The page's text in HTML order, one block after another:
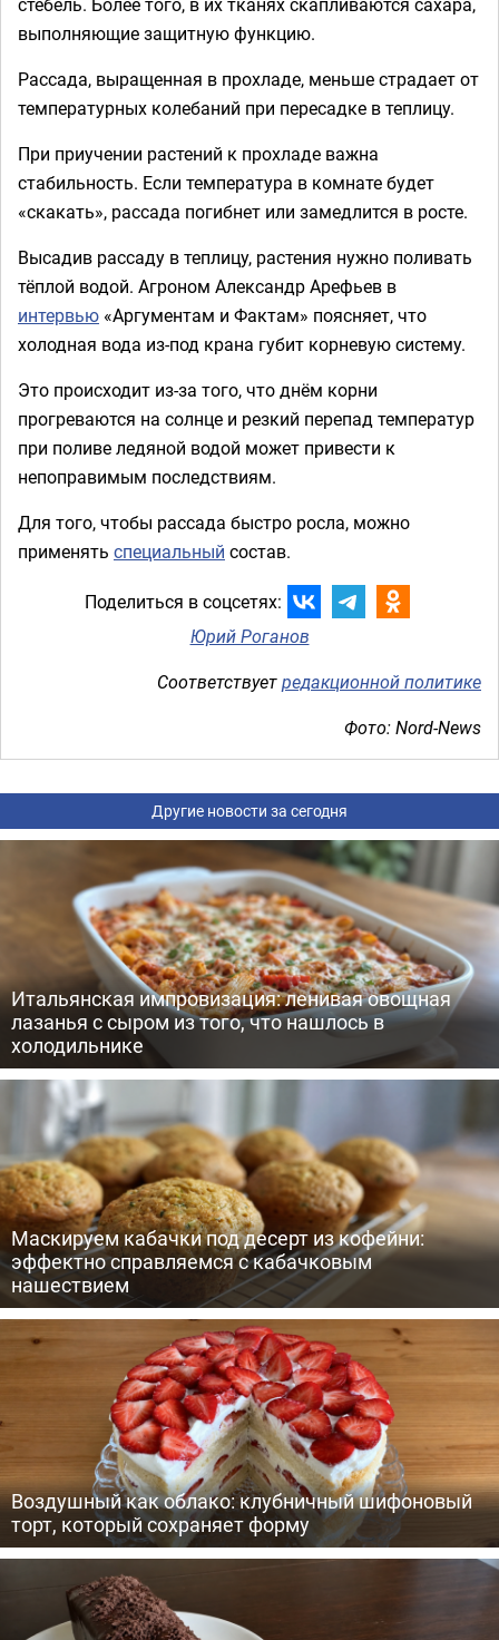
выполняющие защитную функцию.
Рассада, выращенная в прохладе, меньше страдает от
температурных колебаний при пересадке в теплицу.
При приучении растений к прохладе важна
стабильность. Если температура в комнате будет
«скакать», рассада погибнет или замедлится в росте.
Высадив рассаду в теплицу, растения нужно поливать
тёплой водой. Агроном Александр Арефьев в
интервью «Аргументам и Фактам» поясняет, что
холодная вода из-под крана губит корневую систему.
Это происходит из-за того, что днём корни
прогреваются на солнце и резкий перепад температур
при поливе ледяной водой может привести к
непоправимым последствиям.
Для того, чтобы рассада быстро росла, можно
применять специальный состав.
Поделиться в соцсетях:
Юрий Роганов
Соответствуетредакционной политике
Фото: Nord-News
Другие новости за сегодня
Итальянская импровизация: ленивая овощная
лазанья с сыром из того, что нашлось в
холодильнике
Маскируем кабачки под десерт из кофейни:
эффектно справляемся с кабачковым
нашествием
Воздушный как облако: клубничный шифоновый
торт, который сохраняет форму